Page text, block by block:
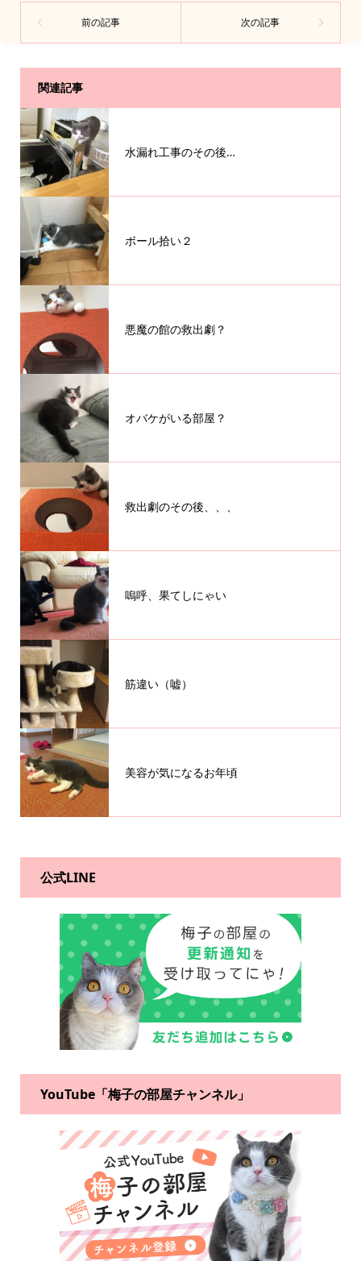
関連記事
水漏れ工事のその後…
ボール拾い２
悪魔の館の救出劇？
オバケがいる部屋？
救出劇のその後、、、
嗚呼、果てしにゃい
筋違い（嘘）
美容が気になるお年頃
公式LINE
YouTube「梅子の部屋チャンネル」